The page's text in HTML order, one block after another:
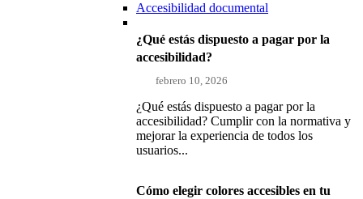
Accesibilidad documental
¿Qué estás dispuesto a pagar por la
accesibilidad?
febrero 10, 2026
¿Qué estás dispuesto a pagar por la
accesibilidad? Cumplir con la normativa y
mejorar la experiencia de todos los
usuarios...
Cómo elegir colores accesibles en tu